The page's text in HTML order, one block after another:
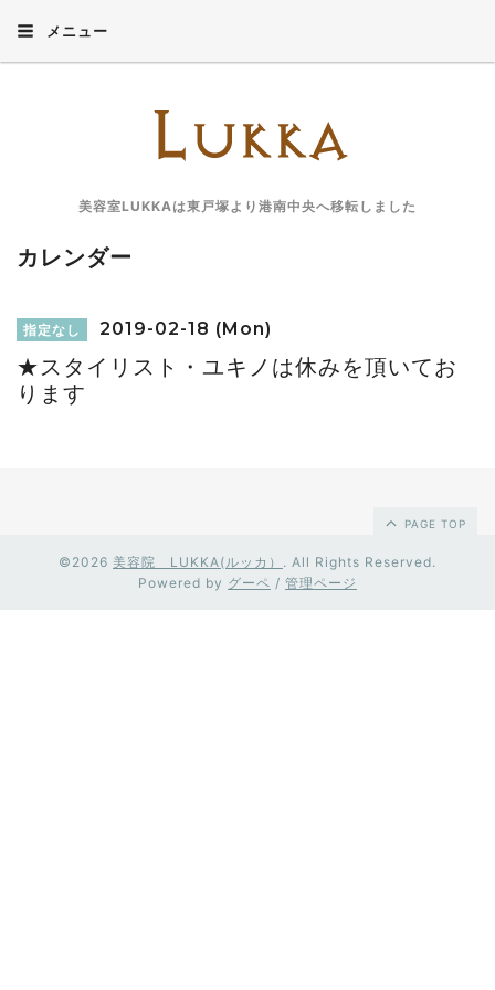
メニュー
美容室LUKKAは東戸塚より港南中央へ移転しました
カレンダー
指定なし 2019-02-18 (Mon)
★スタイリスト・ユキノは休みを頂いてお
ります
PAGE TOP
©2026 美容院 LUKKA(ルッカ） . All Rights Reserved.
Powered by グーペ / 管理ページ